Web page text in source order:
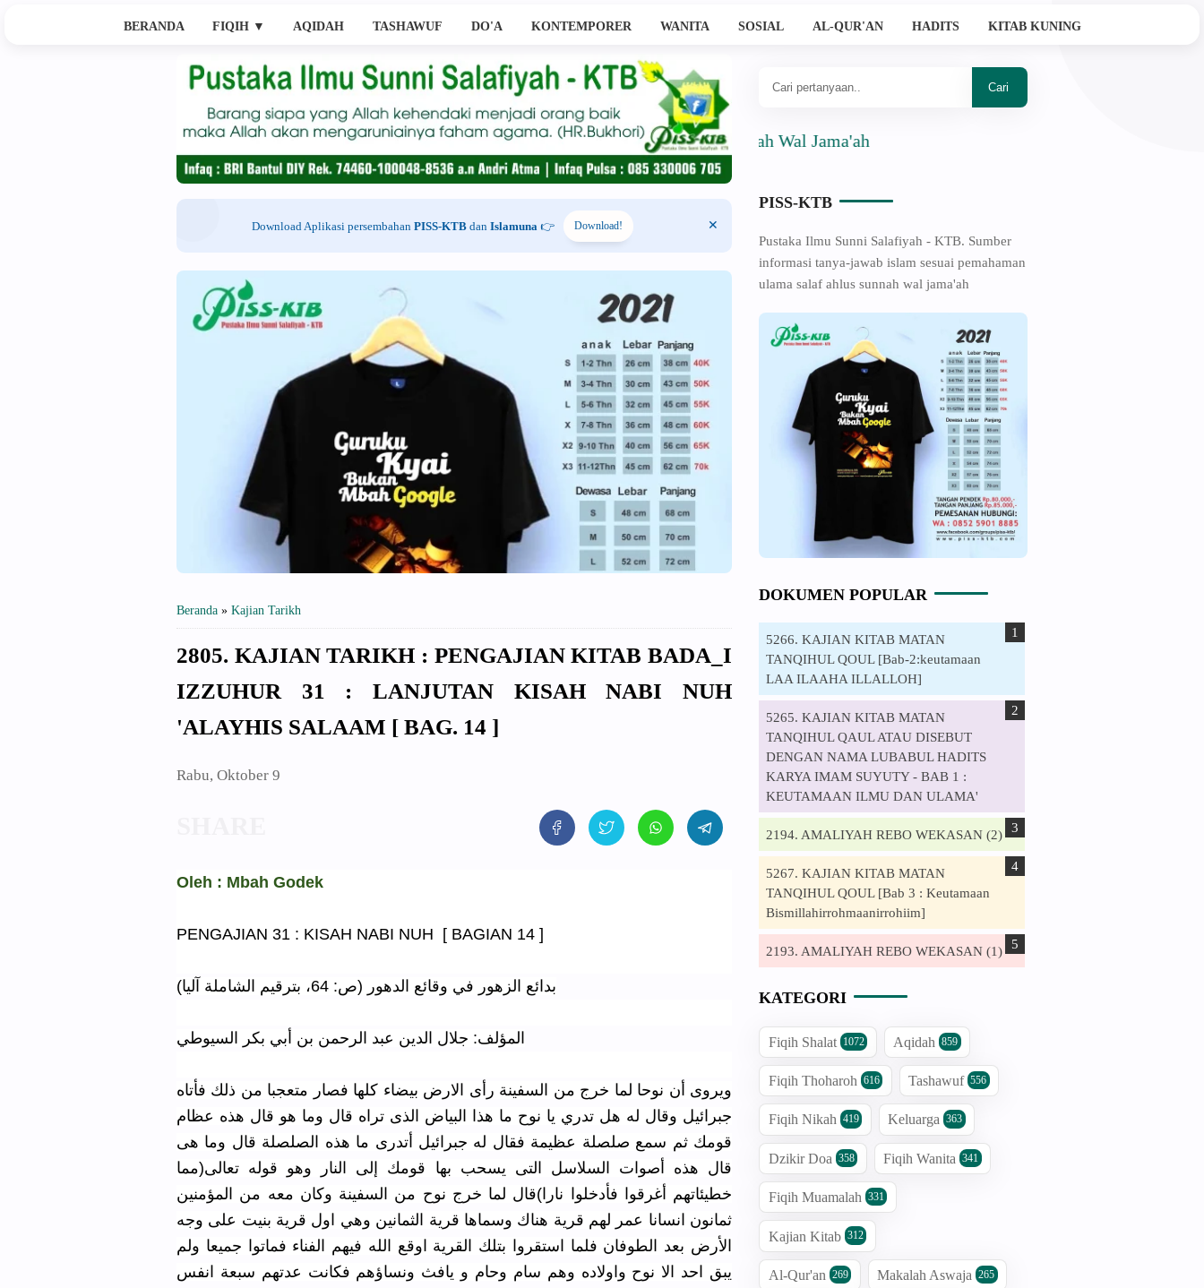
BERANDA FIQIH ▼ AQIDAH TASHAWUF DO'A KONTEMPORER WANITA SOSIAL AL-QUR'AN HADITS KITAB KUNING
Download Aplikasi persembahan PISS-KTBdan Islamuna 👉 Download!
Beranda » Kajian Tarikh
2805. KAJIAN TARIKH : PENGAJIAN KITAB BADA_I
IZZUHUR 31 : LANJUTAN KISAH NABI NUH
'ALAYHIS SALAAM [ BAG. 14 ]
Rabu, Oktober 9
Oleh : Mbah Godek
PENGAJIAN 31 : KISAH NABI NUH [ BAGIAN 14 ]
بدائع الزهور في وقائع الدهور (ص: 64، بترقيم الشاملة آليا)
المؤلف: جلال الدين عبد الرحمن بن أبي بكر السيوطي
ويروى أن نوحا لما خرج من السفينة رأى الارض بيضاء كلها فصار متعجبا من ذلك فأتاه
جبرائيل وقال له هل تدري يا نوح ما هذا البياض الذى تراه قال وما هو قال هذه عظام
قومك ثم سمع صلصلة عظيمة فقال له جبرائيل أتدرى ما هذه الصلصلة قال وما هى
قال هذه أصوات السلاسل التى يسحب بها قومك إلى النار وهو قوله تعالى(مما
خطيئاتهم أغرقوا فأدخلوا نارا)قال لما خرج نوح من السفينة وكان معه من المؤمنين
ثمانون انسانا عمر لهم قرية هناك وسماها قرية الثمانين وهي اول قرية بنيت على وجه
الأرض بعد الطوفان فلما استقروا بتلك القرية اوقع الله فيهم الفناء فماتوا جميعا ولم
يبق احد الا نوح واولاده وهم سام وحام و يافث ونساؤهم فكانت عدتهم سبعة انفس
Ahlussunnah Wal Jama'ah
PISS-KTB
Pustaka Ilmu Sunni Salafiyah - KTB. Sumber
informasi tanya-jawab islam sesuai pemahaman
ulama salaf ahlus sunnah wal jama'ah
DOKUMEN POPULAR
5266. KAJIAN KITAB MATAN
TANQIHUL QOUL [Bab-2:keutamaan
LAA ILAAHA ILLALLOH]
5265. KAJIAN KITAB MATAN
TANQIHUL QAUL ATAU DISEBUT
DENGAN NAMA LUBABUL HADITS
KARYA IMAM SUYUTY - BAB 1 :
KEUTAMAAN ILMU DAN ULAMA'
2194. AMALIYAH REBO WEKASAN (2)
5267. KAJIAN KITAB MATAN
TANQIHUL QOUL [Bab 3 : Keutamaan
Bismillahirrohmaanirrohiim]
2193. AMALIYAH REBO WEKASAN (1)
KATEGORI
Fiqih Shalat 1072 Aqidah 859
Fiqih Thoharoh 616 Tashawuf 556
Fiqih Nikah 419 Keluarga 363
Dzikir Doa 358 Fiqih Wanita 341
Fiqih Muamalah 331
Kajian Kitab 312
Al-Qur'an 269 Makalah Aswaja 265